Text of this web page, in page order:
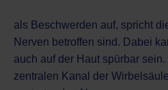
als Beschwerden auf, spricht
Nerven betroffen sind. Dabei
auch auf der Haut spürbar
zentralen Kanal der